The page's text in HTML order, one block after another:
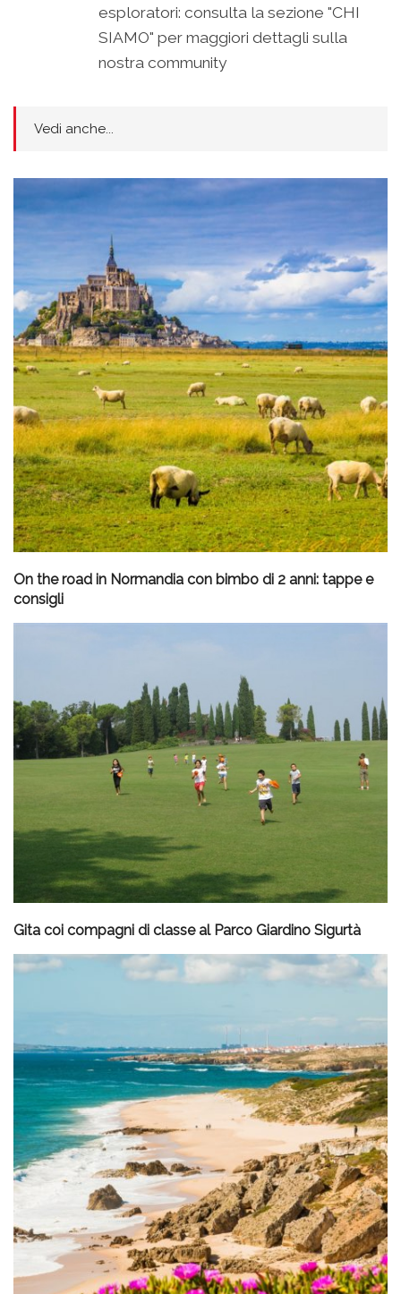
esploratori: consulta la sezione "CHI
SIAMO" per maggiori dettagli sulla
nostra community
Vedi anche...
On the road in Normandia con bimbo di 2 anni: tappe e
consigli
Gita coi compagni di classe al Parco Giardino Sigurtà